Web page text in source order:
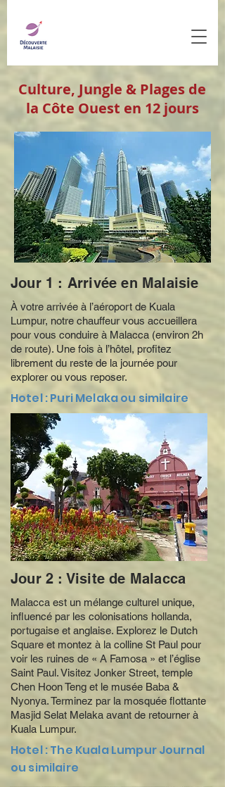
​Culture, Jungle & Plages de
la Côte Ouest en 12 jours
Jour 2 : Visite de Malacca
Malacca est un mélange culturel unique,
influencé par les colonisations hollanda,
portugaise et anglaise. Explorez le Dutch
Square et montez à la colline St Paul pour
voir les ruines de « A Famosa » et l’église
Saint Paul. Visitez Jonker Street, temple
Chen Hoon Teng et le musée Baba &
Nyonya. Terminez par la mosquée flottante
Masjid Selat Melaka avant de retourner à
Kuala Lumpur.
Hotel : The Kuala Lumpur Journal
ou similaire
Jour 1 : Arrivée en Malaisie
À votre arrivée à l’aéroport de Kuala
Lumpur, notre chauffeur vous accueillera
pour vous conduire à Malacca (environ 2h
de route). Une fois à l’hôtel, profitez
librement du reste de la journée pour
explorer ou vous reposer.
Hotel : Puri Melaka ou similaire